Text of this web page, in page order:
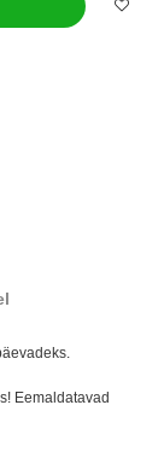
Eemaldatavad